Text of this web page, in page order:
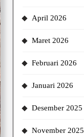
April 2026
Maret 2026
Februari 2026
Januari 2026
Desember 2025
November 2025